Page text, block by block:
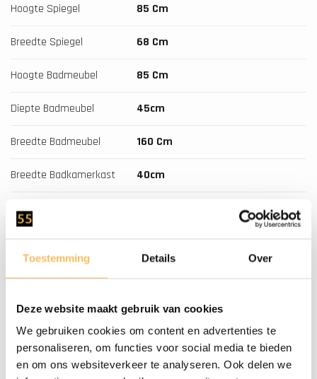
Toestemming Details Over
Deze website maakt gebruik van cookies
We gebruiken cookies om content en advertenties te
personaliseren, om functies voor social media te bieden
en om ons websiteverkeer te analyseren. Ook delen we
Hoogte Spiegel 85 Cm
Breedte Spiegel 68 Cm
Hoogte Badmeubel 85 Cm
Diepte Badmeubel 45cm
Breedte Badmeubel 160 Cm
Breedte Badkamerkast 40cm
Diepte Badkamerkast
Soft-Close
Montage
Dit Meubel Wordt Gemonteerd
Geleverd
Waskom Natuursteen